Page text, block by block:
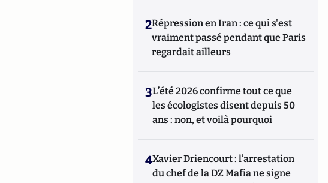
2Répression en Iran : ce qui s'est
vraiment passé pendant que Paris
regardait ailleurs
3L’été 2026 confirme tout ce que
les écologistes disent depuis 50
ans : non, et voilà pourquoi
4Xavier Driencourt : l’arrestation
du chef de la DZ Mafia ne signe